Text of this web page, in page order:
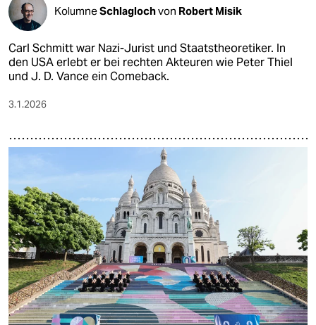
KolumneSchlaglochvon Robert Misik
Carl Schmitt war Nazi-Jurist und Staatstheoretiker. In
den USA erlebt er bei rechten Akteuren wie Peter Thiel
und J. D. Vance ein Comeback.
3.1.2026